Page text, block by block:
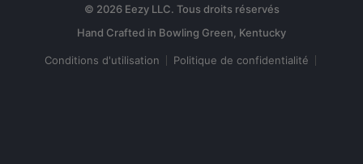
© 2026 Eezy LLC. Tous droits réservés
Conditions d'utilisation Politique de confidentialité